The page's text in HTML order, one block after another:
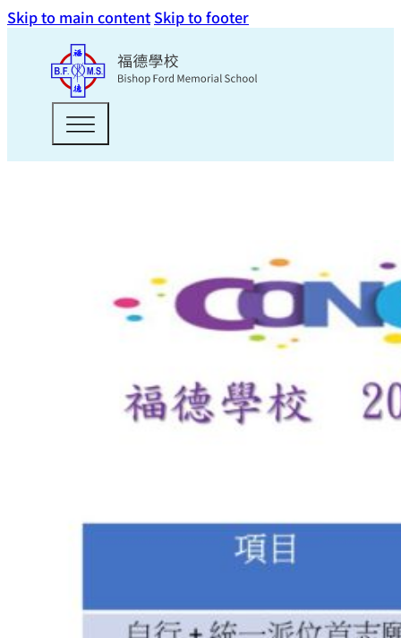
Skip to main content Skip to footer